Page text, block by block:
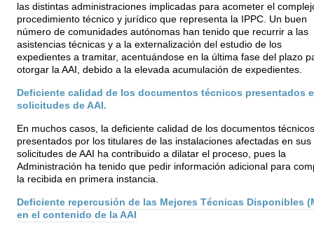
las distintas administraciones implicadas para acometer el
procedimiento técnico y jurídico que representa la IPPC. Un buen
número de comunidades autónomas han tenido que recurrir a las
asistencias técnicas y a la externalización del estudio de los
expedientes a tramitar, acentuándose en la última fase del plazo
otorgar la AAI, debido a la elevada acumulación de expedientes.
Deficiente calidad de los documentos técnicos presentados
solicitudes de AAI.
En muchos casos, la deficiente calidad de los documentos técnicos
presentados por los titulares de las instalaciones afectadas en sus
solicitudes de AAI ha contribuido a dilatar el proceso, pues la
Administración ha tenido que pedir información adicional para
la recibida en primera instancia.
Deficiente repercusión de las Mejores Técnicas Disponibles
en el contenido de la AAI